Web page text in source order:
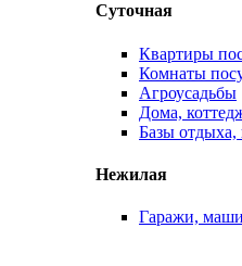
Суточная
Квартиры
Комнаты
Агроусадьбы
Дома,
Базы
Нежилая
Гаражи,